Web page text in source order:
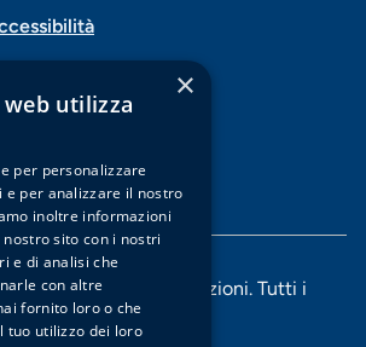
soc. coop. per azioni. Tutti i
×
utilizza
per personalizzare
e per analizzare il nostro
inoltre informazioni
sito con i nostri
e di analisi che
con altre
fornito loro o che
tuo utilizzo dei loro